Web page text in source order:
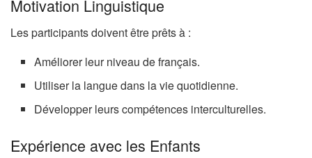
Motivation Linguistique
Les participants doivent être prêts à :
Améliorer leur niveau de français.
Utiliser la langue dans la vie quotidienne.
Développer leurs compétences interculturelles.
Expérience avec les Enfants